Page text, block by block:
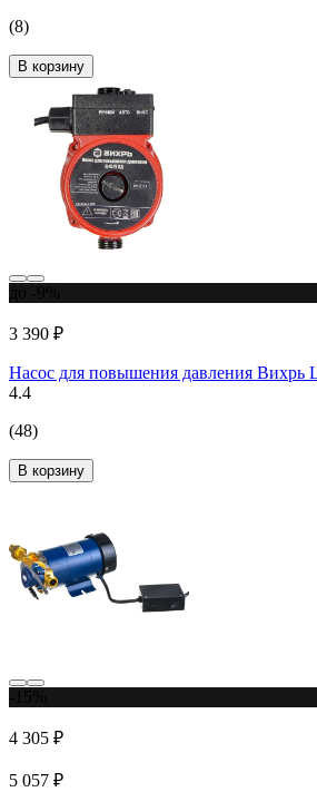
(8)
В корзину
3 390 ₽
Насос для повышения давления Вихрь
4.4
(48)
В корзину
4 305 ₽
5 057 ₽